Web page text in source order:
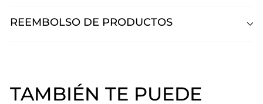
REEMBOLSO DE PRODUCTOS
TAMBIÉN TE PUEDE